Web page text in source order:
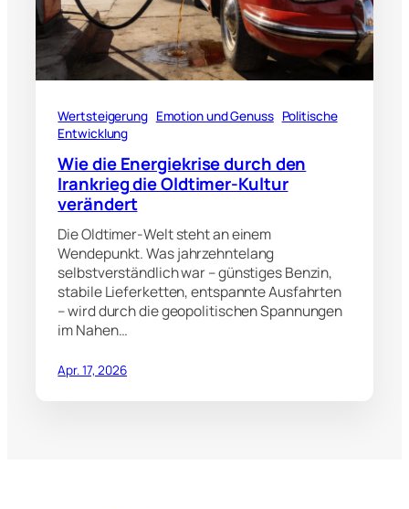
Wertsteigerung Emotion und Genuss Politische
Entwicklung
Wie die Energiekrise durch den
Irankrieg die Oldtimer‑Kultur
verändert
Die Oldtimer‑Welt steht an einem
Wendepunkt. Was jahrzehntelang
selbstverständlich war – günstiges Benzin,
stabile Lieferketten, entspannte Ausfahrten
– wird durch die geopolitischen Spannungen
im Nahen…
Apr. 17, 2026